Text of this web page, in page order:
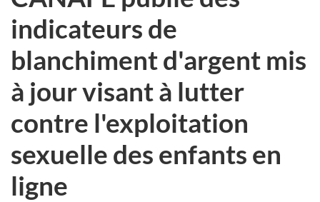
indicateurs de
blanchiment d'argent mis
à jour visant à lutter
contre l'exploitation
sexuelle des enfants en
ligne